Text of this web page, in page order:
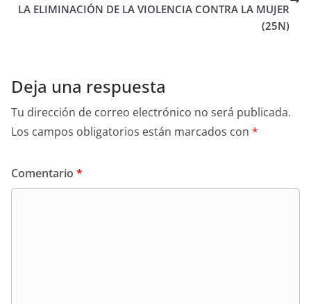
LA ELIMINACIÓN DE LA VIOLENCIA CONTRA LA MUJER
(25N)
Deja una respuesta
Tu dirección de correo electrónico no será publicada.
Los campos obligatorios están marcados con *
Comentario *